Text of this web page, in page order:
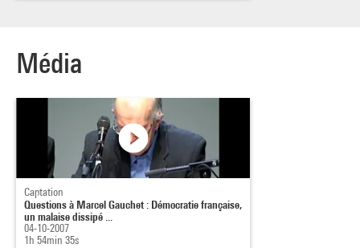
Média
Captation
Questions à Marcel Gauchet : Démocratie française,
un malaise dissipé ...
04-10-2007
1h 54min 35s